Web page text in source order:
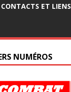
CONTACTS ET LIENS
NUMÉROS